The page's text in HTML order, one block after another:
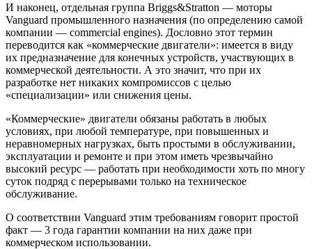
И наконец, отдельная группа Briggs&Stratton — моторы
Vanguard промышленного назначения (по определению самой
компании — commercial engines). Дословно этот термин
переводится как «коммерческие двигатели»: имеется в виду
их предназначение для конечных устройств, участвующих в
коммерческой деятельности. А это значит, что при их
разработке нет никаких компромиссов с целью
«специализации» или снижения цены.
«Коммерческие» двигатели обязаны работать в любых
условиях, при любой температуре, при повышенных и
неравномерных нагрузках, быть простыми в обслуживании,
эксплуатации и ремонте и при этом иметь чрезвычайно
высокий ресурс — работать при необходимости хоть по многу
суток подряд с перерывами только на техническое
обслуживание.
О соответствии Vanguard этим требованиям говорит простой
факт — 3 года гарантии компании на них даже при
коммерческом использовании.